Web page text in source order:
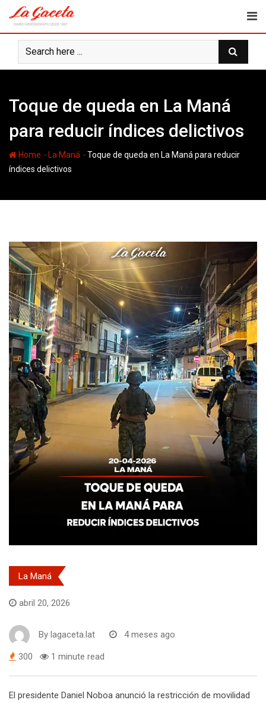
content
Toque de queda en La Maná
para reducir índices delictivos
Home - La Maná -Toque de queda en La Maná para reducir
índices delictivos
La Maná
abril 20, 2026
By lagaceta.lat 4 meses ago
300 1 minute read
El presidente Daniel Noboa anunció la restricción de movilidad